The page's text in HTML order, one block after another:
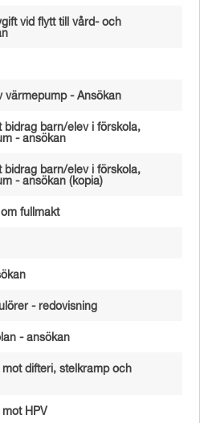
vid flytt till vård- och
värmepump - Ansökan
bidrag barn/elev i förskola,
- ansökan
bidrag barn/elev i förskola,
- ansökan (kopia)
om fullmakt
- redovisning
- ansökan
difteri, stelkramp och
HPV